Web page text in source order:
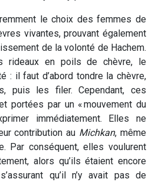
le choix des femmes de
vivantes, prouvant également
de la volonté de Hachem.
rideaux en poils de chèvre, le
: il faut d’abord tondre la chèvre,
puis les filer. Cependant, ces
portées par un « mouvement du
immédiatement. Elles ne
contribution au Michkan, même
Par conséquent, elles voulurent
alors qu’ils étaient encore
qu’il n’y avait pas de